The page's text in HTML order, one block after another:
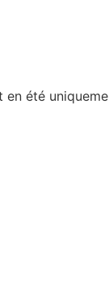
en été